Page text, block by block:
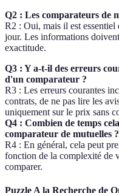
Q2 : Les comparateurs de
R2 : Oui, mais il est essentiel
jour. Les informations
exactitude.
Q3 : Y a-t-il des erreurs
d'un comparateur ?
R3 : Les erreurs courantes
contrats, de ne pas lire les
uniquement sur le prix sans
Q4 : Combien de temps
comparateur de mutuelles ?
R4 : En général, cela peut
fonction de la complexité de
comparer.
Puzzle A la Recherche de